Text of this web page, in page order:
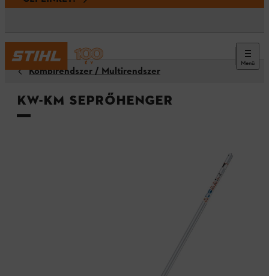
Menü
Kombirendszer / Multirendszer
KW-KM seprőhenger